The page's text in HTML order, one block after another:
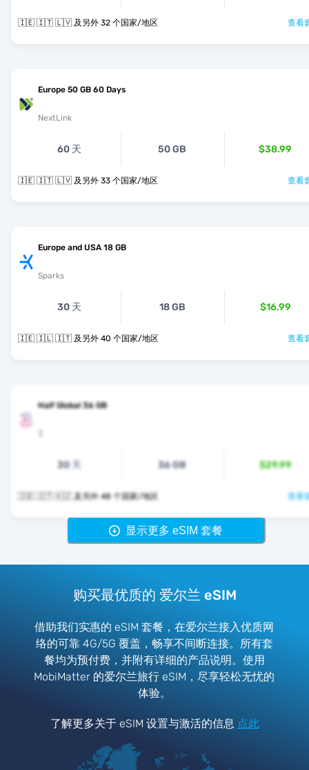
🇮🇪 🇮🇹 🇱🇻 及另外 32 个国家/地区 查看
Europe 50 GB 60 Days
NextLink
60 天 50 GB $38.99
🇮🇪 🇮🇹 🇱🇻 及另外 33 个国家/地区 查看
Europe and USA 18 GB
Sparks
30 天 18 GB $16.99
🇮🇪 🇮🇱 🇮🇹 及另外 40 个国家/地区 查看
Half Global 36 GB
30 天 36 GB $29.99
🇮🇪 🇮🇹 🇰🇿 及另外 48 个国家/地区 查看
显示更多 eSIM 套餐
购买最优质的 爱尔兰 eSIM
借助我们实惠的 eSIM 套餐，在爱尔兰接入优质网
络的可靠 4G/5G 覆盖，畅享不间断连接。所有套
餐均为预付费，并附有详细的产品说明。使用
MobiMatter 的爱尔兰旅行 eSIM，尽享轻松无忧的
体验。
了解更多关于 eSIM 设置与激活的信息 点此